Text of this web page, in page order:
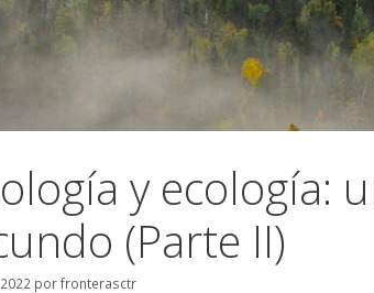
y ecología:
(Parte II)
porfronterasctr